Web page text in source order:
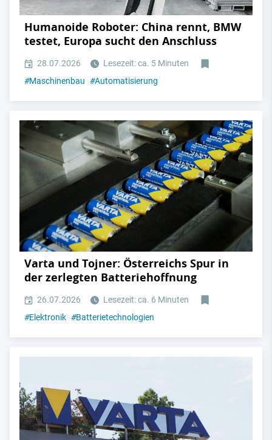
Humanoide Roboter: China rennt, BMW
testet, Europa sucht den Anschluss
28.07.2026
Lesezeit: ca. 5 Minuten
#Maschinenbau #Automatisierung
Varta und Tojner: Österreichs Spur in
der zerlegten Batteriehoffnung
26.07.2026
Lesezeit: ca. 6 Minuten
#Elektronik #Batterietechnologien